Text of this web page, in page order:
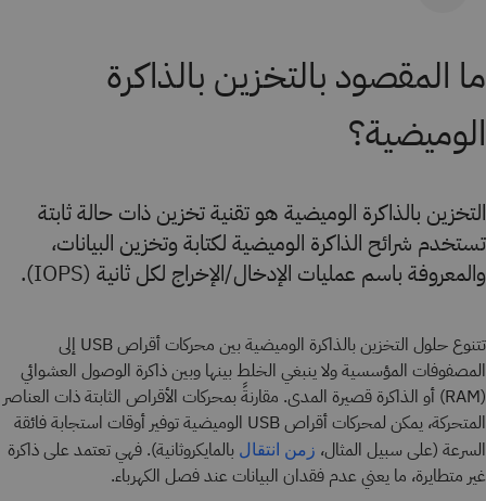
ما المقصود بالتخزين بالذاكرة
الوميضية؟
التخزين بالذاكرة الوميضية هو تقنية تخزين ذات حالة ثابتة
تستخدم شرائح الذاكرة الوميضية لكتابة وتخزين البيانات،
والمعروفة باسم عمليات الإدخال/الإخراج لكل ثانية (IOPS).
تتنوع حلول التخزين بالذاكرة الوميضية بين محركات أقراص USB إلى
المصفوفات المؤسسية ولا ينبغي الخلط بينها وبين ذاكرة الوصول العشوائي
(RAM) أو الذاكرة قصيرة المدى. مقارنةً بمحركات الأقراص الثابتة ذات العناصر
المتحركة، يمكن لمحركات أقراص USB الوميضية توفير أوقات استجابة فائقة
السرعة (على سبيل المثال، زمن انتقال بالمايكروثانية). فهي تعتمد على ذاكرة
غير متطايرة، ما يعني عدم فقدان البيانات عند فصل الكهرباء.